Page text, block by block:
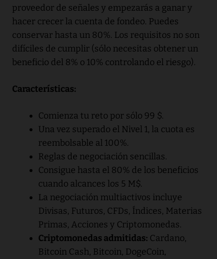
proveedor de señales y empezarás a ganar y
hacer crecer la cuenta de fondeo. Puedes
conservar hasta un 80%. Los requisitos no son
difíciles de cumplir (sólo necesitas obtener un
beneficio del 8% o 10% controlando el riesgo).
Características:
Comienza tu reto por sólo 99 $.
Una vez superado el Nivel 1, la cuota es
reembolsable al 100%.
Reglas de negociación sencillas.
Consigue hasta el 80% de los beneficios
cuando alcances los 5 M$.
La negociación multiactivos incluye
Divisas, Futuros, CFDs, Índices, Materias
Primas, Acciones y Criptomonedas.
Criptomonedas admitidas: Cardano,
Bitcoin Cash, Bitcoin, DogeCoin,